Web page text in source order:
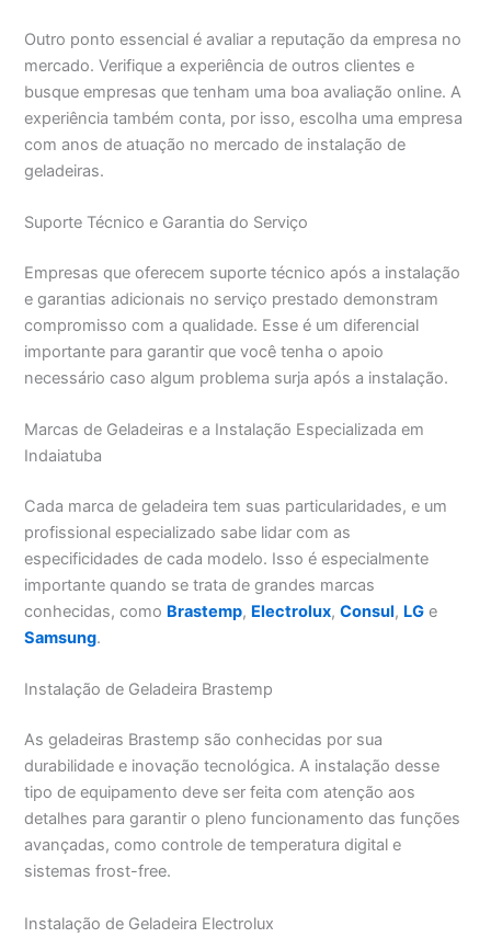
Outro ponto essencial é avaliar a reputação da empresa no
mercado. Verifique a experiência de outros clientes e
busque empresas que tenham uma boa avaliação online. A
experiência também conta, por isso, escolha uma empresa
com anos de atuação no mercado de instalação de
geladeiras.
Suporte Técnico e Garantia do Serviço
Empresas que oferecem suporte técnico após a instalação
e garantias adicionais no serviço prestado demonstram
compromisso com a qualidade. Esse é um diferencial
importante para garantir que você tenha o apoio
necessário caso algum problema surja após a instalação.
Marcas de Geladeiras e a Instalação Especializada em
Indaiatuba
Cada marca de geladeira tem suas particularidades, e um
profissional especializado sabe lidar com as
especificidades de cada modelo. Isso é especialmente
importante quando se trata de grandes marcas
conhecidas, como Brastemp, Electrolux,Consul, LG e
Samsung.
Instalação de Geladeira Brastemp
As geladeiras Brastemp são conhecidas por sua
durabilidade e inovação tecnológica. A instalação desse
tipo de equipamento deve ser feita com atenção aos
detalhes para garantir o pleno funcionamento das funções
avançadas, como controle de temperatura digital e
sistemas frost-free.
Instalação de Geladeira Electrolux